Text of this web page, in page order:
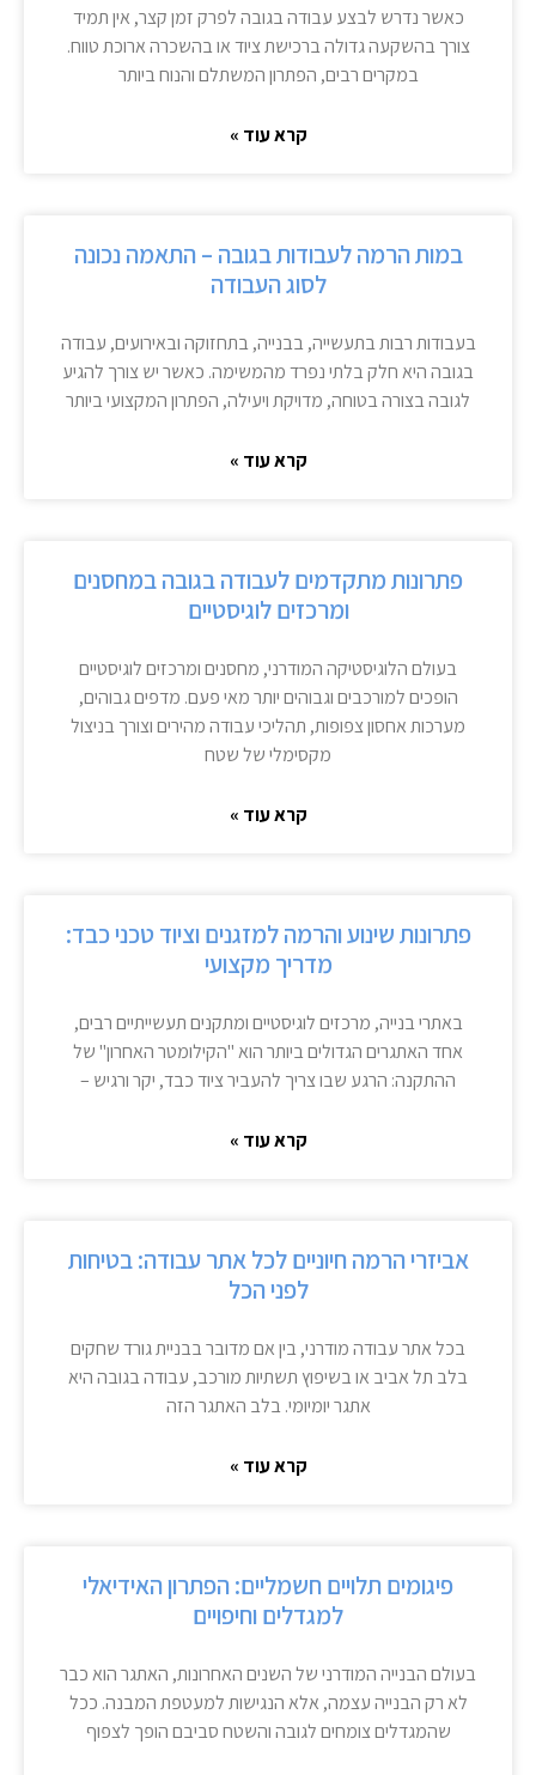
כאשר נדרש לבצע עבודה בגובה לפרק זמן קצר, אין תמיד
צורך בהשקעה גדולה ברכישת ציוד או בהשכרה ארוכת טווח.
במקרים רבים, הפתרון המשתלם והנוח ביותר
קרא עוד »
במות הרמה לעבודות בגובה – התאמה נכונה
לסוג העבודה
בעבודות רבות בתעשייה, בבנייה, בתחזוקה ובאירועים, עבודה
בגובה היא חלק בלתי נפרד מהמשימה. כאשר יש צורך להגיע
לגובה בצורה בטוחה, מדויקת ויעילה, הפתרון המקצועי ביותר
קרא עוד »
פתרונות מתקדמים לעבודה בגובה במחסנים
ומרכזים לוגיסטיים
בעולם הלוגיסטיקה המודרני, מחסנים ומרכזים לוגיסטיים
הופכים למורכבים וגבוהים יותר מאי פעם. מדפים גבוהים,
מערכות אחסון צפופות, תהליכי עבודה מהירים וצורך בניצול
מקסימלי של שטח
קרא עוד »
פתרונות שינוע והרמה למזגנים וציוד טכני כבד:
מדריך מקצועי
באתרי בנייה, מרכזים לוגיסטיים ומתקנים תעשייתיים רבים,
אחד האתגרים הגדולים ביותר הוא "הקילומטר האחרון" של
ההתקנה: הרגע שבו צריך להעביר ציוד כבד, יקר ורגיש –
קרא עוד »
אביזרי הרמה חיוניים לכל אתר עבודה: בטיחות
לפני הכל
בכל אתר עבודה מודרני, בין אם מדובר בבניית גורד שחקים
בלב תל אביב או בשיפוץ תשתיות מורכב, עבודה בגובה היא
אתגר יומיומי. בלב האתגר הזה
קרא עוד »
פיגומים תלויים חשמליים: הפתרון האידיאלי
למגדלים וחיפויים
בעולם הבנייה המודרני של השנים האחרונות, האתגר הוא כבר
לא רק הבנייה עצמה, אלא הנגישות למעטפת המבנה. ככל
שהמגדלים צומחים לגובה והשטח סביבם הופך לצפוף